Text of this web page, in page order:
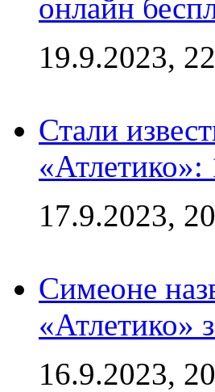
онлайн
19.9.2023,
Стали
17.9.2023,
Симеоне
«Атлетико»
16.9.2023,